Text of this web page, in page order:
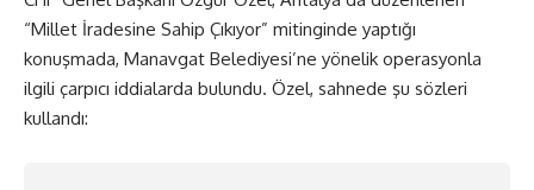
“Millet İradesine Sahip Çıkıyor” mitinginde yaptığı
konuşmada, Manavgat Belediyesi’ne yönelik operasyonla
ilgili çarpıcı iddialarda bulundu. Özel, sahnede şu sözleri
kullandı: